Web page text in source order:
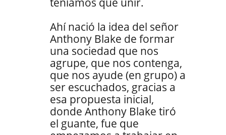
Ahí nació la idea del señor
Anthony Blake de formar
una sociedad que nos
agrupe, que nos contenga,
que nos ayude (en grupo) a
ser escuchados, gracias a
esa propuesta inicial,
donde Anthony Blake tiró
el guante, fue que